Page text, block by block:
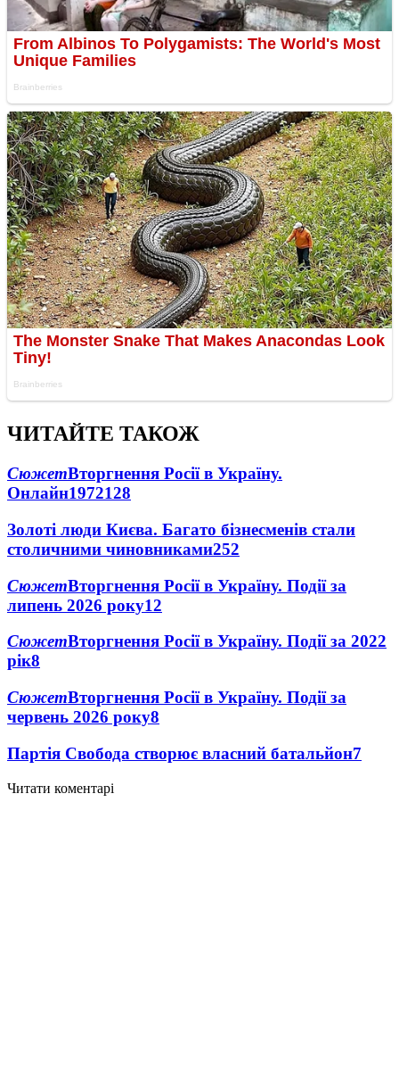
ЧИТАЙТЕ ТАКОЖ
СюжетВторгнення Росії в Україну.
Онлайн1972128
Золоті люди Києва. Багато бізнесменів стали
столичними чиновниками252
СюжетВторгнення Росії в Україну. Події за
липень 2026 року12
СюжетВторгнення Росії в Україну. Події за 2022
рік8
СюжетВторгнення Росії в Україну. Події за
червень 2026 року8
Партія Свобода створює власний батальйон7
Читати коментарі